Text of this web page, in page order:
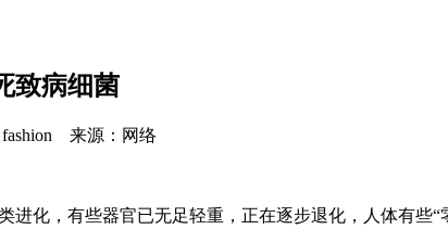
致病细菌
fashion 来源：网络
，有些器官已无足轻重，正在逐步退化，人体有些“